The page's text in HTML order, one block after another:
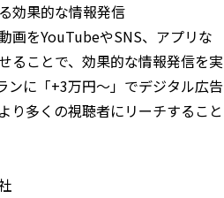
効果的な情報発信
画をYouTubeやSNS、アプリな
ることで、効果的な情報発信を実
ンに「+3万円〜」でデジタル広告
り多くの視聴者にリーチすること